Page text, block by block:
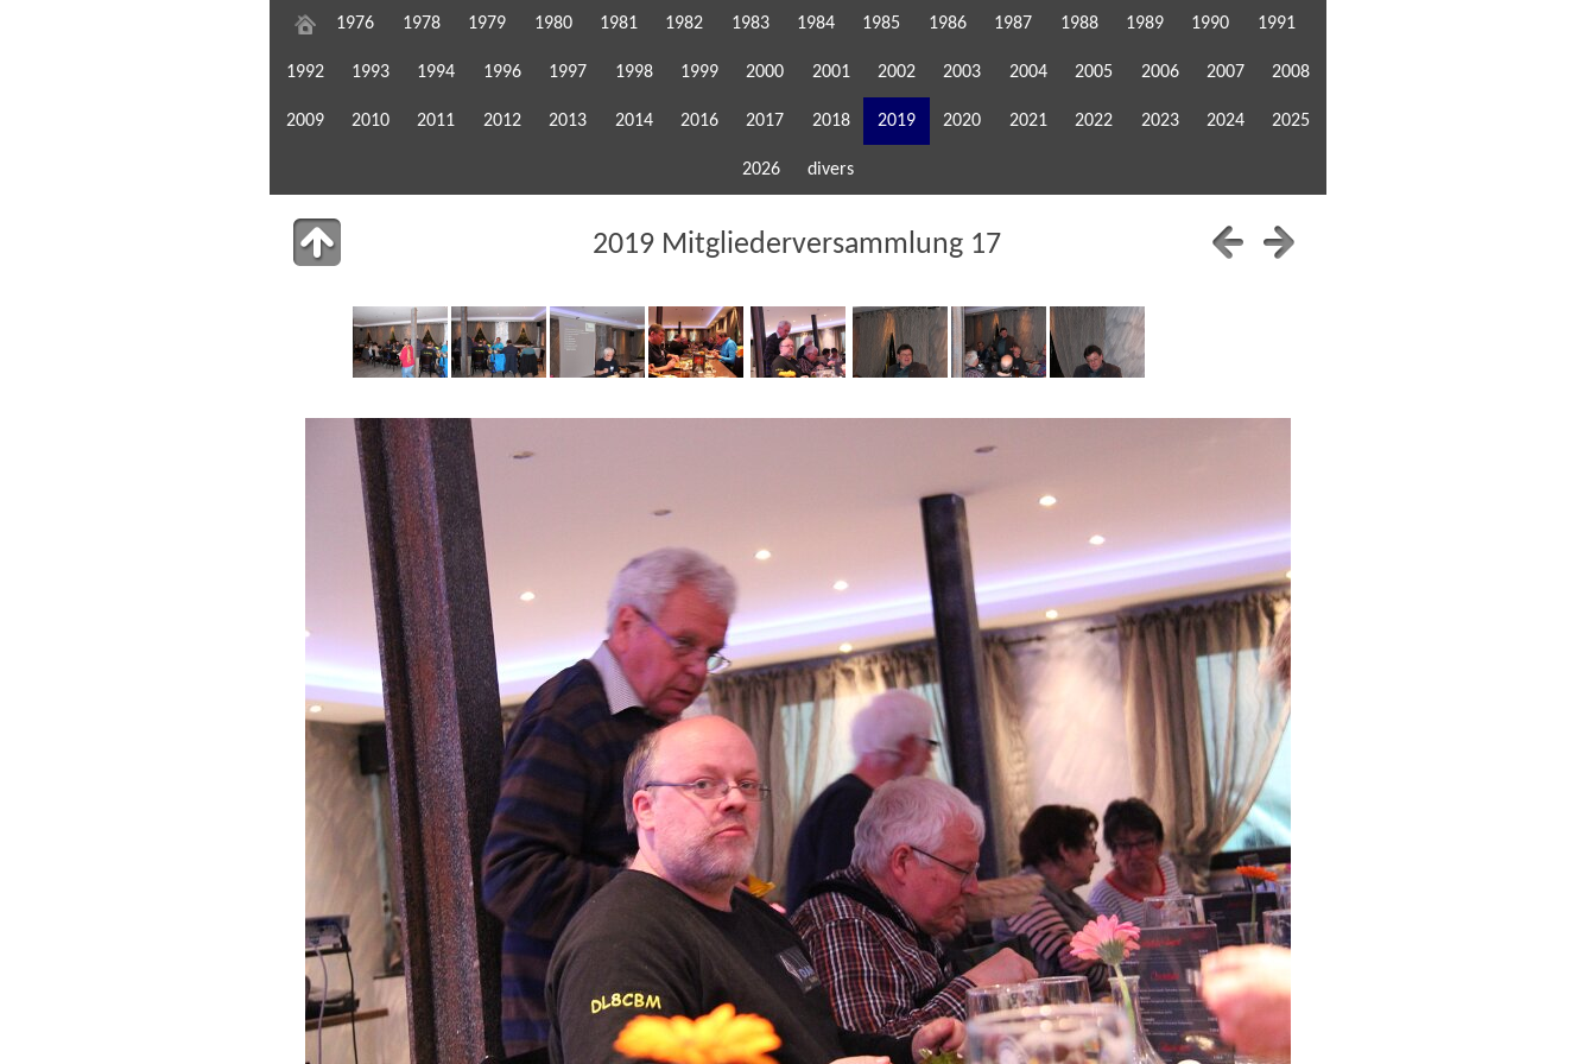
1976 1978 1979 1980 1981 1982 1983 1984 1985 1986 1987 1988 1989 1990 1991
1992 1993 1994 1996 1997 1998 1999 2000 2001 2002 2003 2004 2005 2006 2007 2008
2009 2010 2011 2012 2013 2014 2016 2017 2018 2019 2020 2021 2022 2023 2024 2025
2026 divers
2019 Mitgliederversammlung 17